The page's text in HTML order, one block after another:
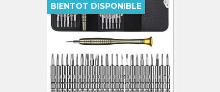
BIENTOT DISPONIBLE